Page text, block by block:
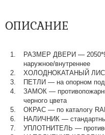
ОПИСАНИЕ
РАЗМЕР ДВЕРИ —
наружное/внутреннее
ХОЛОДНОКАТАНЫЙ
ПЕТЛИ — на опорном
ЗАМОК —
черного цвета
ОКРАС — по каталогу
НАЛИЧНИК —
УПЛОТНИТЕЛЬ —